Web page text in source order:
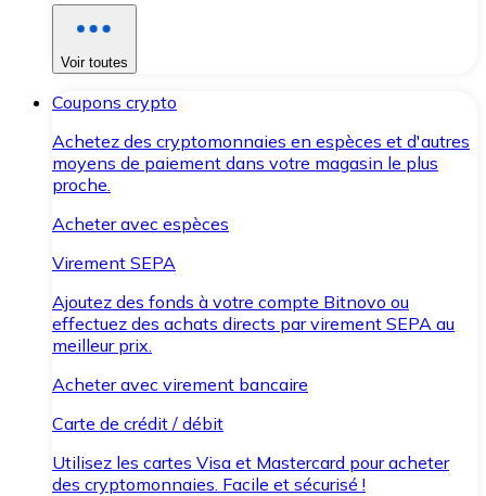
Voir toutes
Coupons crypto
Achetez des cryptomonnaies en espèces et d'autres
moyens de paiement dans votre magasin le plus
proche.
Acheter avec espèces
Virement SEPA
Ajoutez des fonds à votre compte Bitnovo ou
effectuez des achats directs par virement SEPA au
meilleur prix.
Acheter avec virement bancaire
Carte de crédit / débit
Utilisez les cartes Visa et Mastercard pour acheter
des cryptomonnaies. Facile et sécurisé !